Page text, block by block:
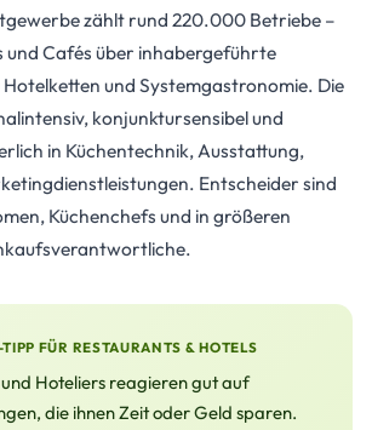
zählt rund 220.000 Betriebe –
und Cafés über inhabergeführte
Hotelketten und Systemgastronomie. Die
konjunktursensibel und
in Küchentechnik, Ausstattung,
Entscheider sind
Küchenchefs und in größeren
FÜR RESTAURANTS & HOTELS
Hoteliers reagieren gut auf
die ihnen Zeit oder Geld sparen.